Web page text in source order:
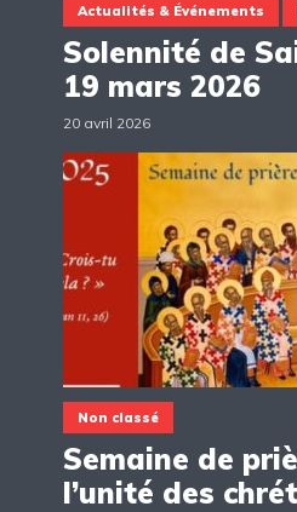
Actualités & Événements
Solennité de
19 mars 2026
20 avril 2026
Non classé
Semaine de
l’unité des